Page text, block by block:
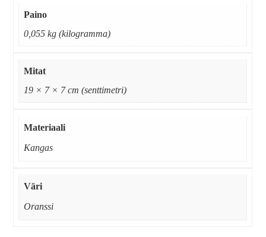
Paino
0,055 kg (kilogramma)
Mitat
19 × 7 × 7 cm (senttimetri)
Materiaali
Kangas
Väri
Oranssi